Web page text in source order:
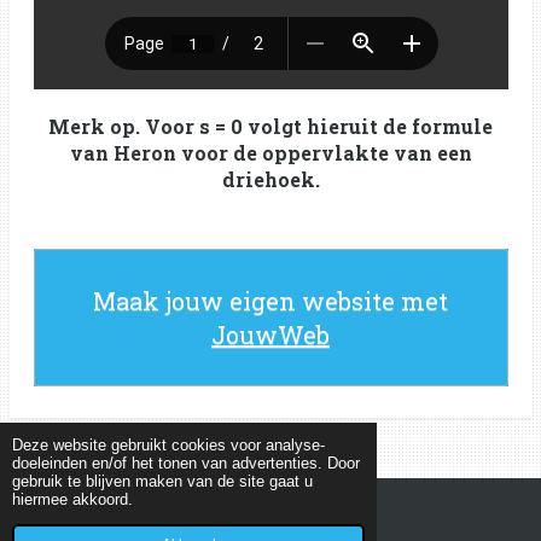
Deze website gebruikt cookies voor analyse-
doeleinden en/of het tonen van advertenties. Door
gebruik te blijven maken van de site gaat u
hiermee akkoord.
Merk op. Voor s = 0 volgt hieruit de formule
van Heron voor de oppervlakte van een
driehoek.
Maak jouw eigen website met
JouwWeb